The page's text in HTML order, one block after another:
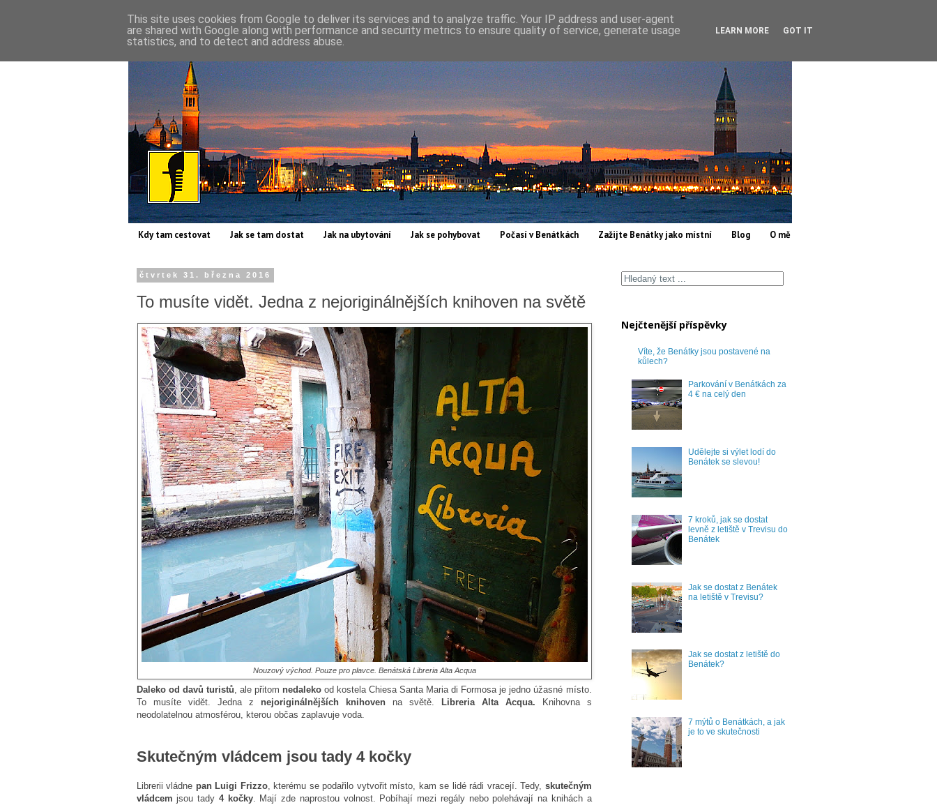
Kdy tam cestovat Jak se tam dostat Jak na ubytování Jak se pohybovat Počasí v Benátkách Zažijte Benátky jako místní Blog O mě
čtvrtek 31. března 2016
To musíte vidět. Jedna z nejoriginálnějších knihoven na světě
Nouzový východ. Pouze pro plavce. Benátská Libreria Alta Acqua
Daleko od davů turistů, ale přitom nedalekood kostela Chiesa Santa Maria di Formosa je jedno úžasné místo.
To musíte vidět. Jedna z nejoriginálnějších knihovenna světě. Libreria Alta Acqua. Knihovna s
neodolatelnou atmosférou, kterou občas zaplavuje voda.
Skutečným vládcem jsou tady 4 kočky
Librerii vládne pan Luigi Frizzo, kterému se podařilo vytvořit místo, kam se lidé rádi vracejí. Tedy, skutečným
vládcem jsou tady 4 kočky. Mají zde naprostou volnost. Pobíhají mezi regály nebo polehávají na knihách a
Nejčtenější příspěvky
Víte, že Benátky jsou postavené na
kůlech?
Parkování v Benátkách za
4 € na celý den
Udělejte si výlet lodí do
Benátek se slevou!
7 kroků, jak se dostat
levně z letiště v Trevisu do
Benátek
Jak se dostat z Benátek
na letiště v Trevisu?
Jak se dostat z letiště do
Benátek?
7 mýtů o Benátkách, a jak
je to ve skutečnosti
This site uses cookies from Google to deliver its services and to analyze traffic. Your IP address and user-agent
are shared with Google along with performance and security metrics to ensure quality of service, generate usage
statistics, and to detect and address abuse.
LEARN MORE GOT IT